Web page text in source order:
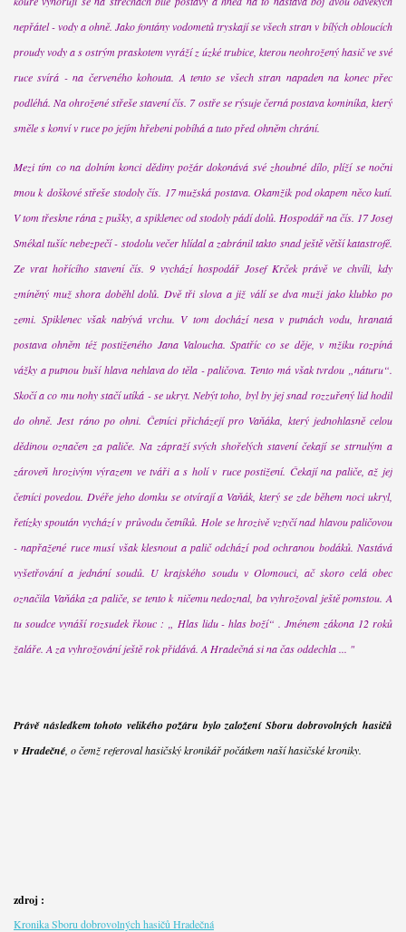
nepřátel - vody a ohně. Jako fontány vodometů tryskají se všech stran v bílých obloucích
proudy vody a s ostrým praskotem vyráží z úzké trubice, kterou neohrožený hasič ve své
ruce svírá - na červeného kohouta. A tento se všech stran napaden na konec přec
podléhá. Na ohrožené střeše stavení čís. 7 ostře se rýsuje černá postava kominíka, který
směle s konví v ruce po jejím hřebeni pobíhá a tuto před ohněm chrání.
Mezi tím co na dolním konci dědiny požár dokonává své zhoubné dílo, plíží se noční
tmou k doškové střeše stodoly čís. 17 mužská postava. Okamžik pod okapem něco kutí.
V tom třeskne rána z pušky, a spiklenec od stodoly pádí dolů. Hospodář na čís. 17 Josef
Smékal tušíc nebezpečí - stodolu večer hlídal a zabránil takto snad ještě větší katastrofě.
Ze vrat hořícího stavení čís. 9 vychází hospodář Josef Krček právě ve chvíli, kdy
zmíněný muž shora doběhl dolů. Dvě tři slova a již válí se dva muži jako klubko po
zemi. Spiklenec však nabývá vrchu. V tom dochází nesa v putnách vodu, hranatá
postava ohněm též postiženého Jana Valoucha. Spatříc co se děje, v mžiku rozpíná
vážky a putnou buší hlava nehlava do těla - paličova. Tento má však tvrdou „náturu“.
Skočí a co mu nohy stačí utíká - se ukryt. Nebýt toho, byl by jej snad rozzuřený lid hodil
do ohně. Jest ráno po ohni. Četníci přicházejí pro Vaňáka, který jednohlasně celou
dědinou označen za paliče. Na zápraží svých shořelých stavení čekají se strnulým a
zároveň hrozivým výrazem ve tváři a s holí v ruce postižení. Čekají na paliče, až jej
četníci povedou. Dvéře jeho domku se otvírají a Vaňák, který se zde během noci ukryl,
řetízky spoután vychází v průvodu četníků. Hole se hrozivě vztyčí nad hlavou paličovou
- napřažené ruce musí však klesnout a palič odchází pod ochranou bodáků. Nastává
vyšetřování a jednání soudů. U krajského soudu v Olomouci, ač skoro celá obec
označila Vaňáka za paliče, se tento k ničemu nedoznal, ba vyhrožoval ještě pomstou. A
tu soudce vynáší rozsudek řkouc : „ Hlas lidu - hlas boží“ . Jménem zákona 12 roků
žaláře. A za vyhrožování ještě rok přidává. A Hradečná si na čas oddechla ... "
Právě následkem tohoto velikého požáru bylo založení Sboru dobrovolných hasičů
v Hradečné, o čemž referoval hasičský kronikář počátkem naší hasičské kroniky.
zdroj :
Kronika Sboru dobrovolných hasičů Hradečná